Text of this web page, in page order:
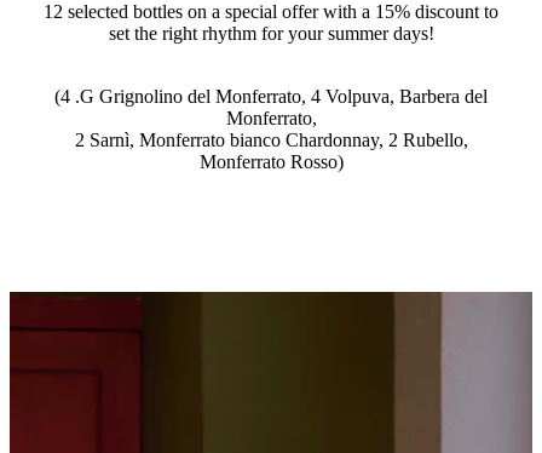
12 selected bottles on a special offer with a 15% discount to
set the right rhythm for your summer days!
(4 .G Grignolino del Monferrato, 4 Volpuva, Barbera del
Monferrato,
2 Sarnì, Monferrato bianco Chardonnay, 2 Rubello,
Monferrato Rosso)